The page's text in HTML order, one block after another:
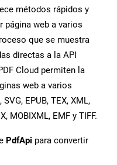
métodos rápidos y
web a varios
que se muestra
directas a la API
Cloud permiten la
web a varios
EPUB, TEX, XML,
MOBIXML, EMF y TIFF.
PdfApi para convertir